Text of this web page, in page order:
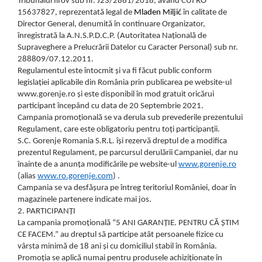
Accesorii masini de spalat
Uscatoare Rufe
Incorporabile
Aragazuri
Plite
Plite incorporabile
Hote
Hote incorporabile
Hote Insula
Racitoare Vinuri
Sandwich Maker
Friteuze
Prajitoare de Paine
Storcatoare
Multicookere
Cuptoare electrice
Aparate de facut clatite
Aparate de facut vafe
Gratare electrice
Masini de facut paine
Masini de tocat
Oale si cratite
Oale sub presiune.
Aspiratoare
Aparate cafea si ceai
Espressoare
Cafetiere
casa
Furtunuri gradinarit.
Jocuri constructie
Jocuri de societate
Jocuri Familie
Jucarii
Jucarii
Lego
Jucarii educative
Lampi de veghe copii
Mobilier exterior
Piscina
Senzori gaz
Stiinta si experimente
15637827, reprezentată legal de Mladen Miljićîn calitate de
Director General, denumită în continuare Organizator,
înregistrată la A.N.S.P.D.C.P. (Autoritatea Națională de
Supraveghere a Prelucrării Datelor cu Caracter Personal) sub nr.
288809/07.12.2011.
Regulamentul este întocmit și va fi făcut public conform
legislației aplicabile din România prin publicarea pe website-ul
www.gorenje.ro și este disponibil în mod gratuit oricărui
participant începând cu data de 20 Septembrie 2021.
Campania promoțională se va derula sub prevederile prezentului
Regulament, care este obligatoriu pentru toți participanții.
S.C. Gorenje Romania S.R.L. își rezervă dreptul de a modifica
prezentul Regulament, pe parcursul derulării Campaniei, dar nu
înainte de a anunța modificările pe website-ul www.gorenje.ro
(alias www.ro.gorenje.com) .
Campania se va desfășura pe întreg teritoriul României, doar în
magazinele partenere indicate mai jos.
2. PARTICIPANȚI
La campania promoțională “5 ANI GARANȚIE. PENTRU CĂ ȘTIM
CE FACEM.” au dreptul să participe atât persoanele fizice cu
vârsta minimă de 18 ani și cu domiciliul stabil în România.
Promoția se aplică numai pentru produsele achiziționate în